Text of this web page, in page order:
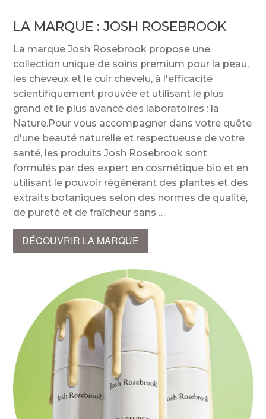
LA MARQUE :JOSH ROSEBROOK
La marque Josh Rosebrook propose une
collection unique de soins premium pour la peau,
les cheveux et le cuir chevelu, à l'efficacité
scientifiquement prouvée et utilisant le plus
grand et le plus avancé des laboratoires : la
Nature.Pour vous accompagner dans votre quête
d'une beauté naturelle et respectueuse de votre
santé, les produits Josh Rosebrook sont
formulés par des expert en cosmétique bio et en
utilisant le pouvoir régénérant des plantes et des
extraits botaniques selon des normes de qualité,
de pureté et de fraîcheur sans
DÉCOUVRIR LA MARQUE